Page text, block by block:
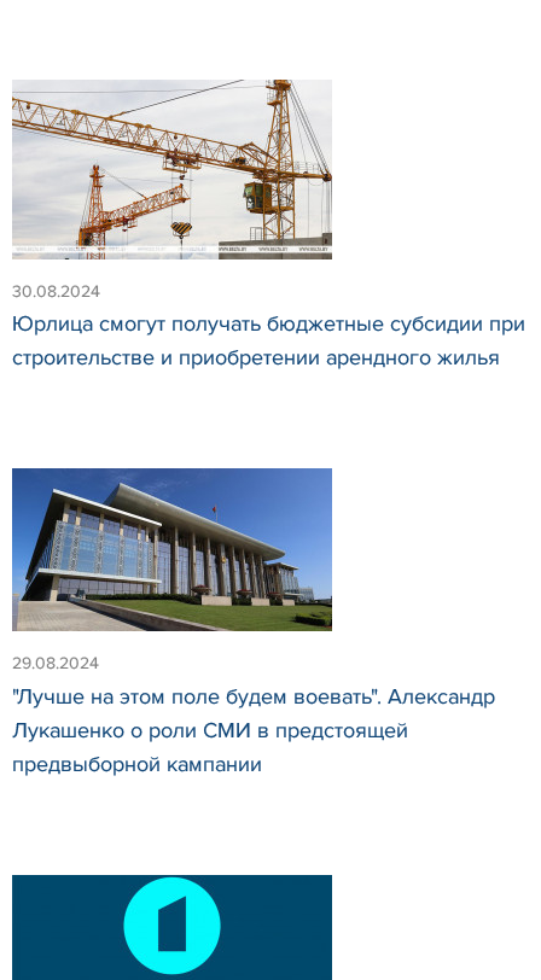
30.08.2024
Юрлица смогут получать бюджетные субсидии при
строительстве и приобретении арендного жилья
29.08.2024
"Лучше на этом поле будем воевать". Александр
Лукашенко о роли СМИ в предстоящей
предвыборной кампании